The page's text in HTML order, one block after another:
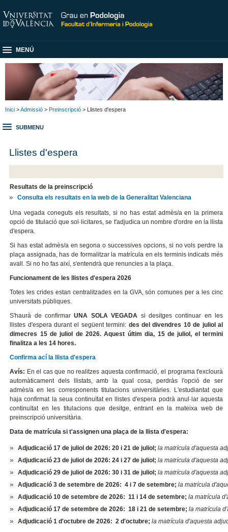
MENÚ
Inici >Admissió > Preinscripció > Llistes d'espera
SUBMENU
Llistes d'espera
Resultats de la preinscripció
Consulta els resultats en la web de la Generalitat Valenciana
Una vegada coneguts els resultats, si no has estat admès/a en la primera
opció de titulació que sol·licitares, se t'adjudica un nombre d'ordre en la llista
d'espera.
Si has estat admès/a en segona o successives opcions, si no vols perdre la
plaça assignada, has de formalitzar la matrícula en els terminis indicats més
avall. Si no ho fas així, s'entendrà que renuncies a la plaça.
Funcionament de les llistes d'espera 2026
Totes les crides estan centralitzades en la GVA, són comunes per a les cinc
universitats públiques.
S'haurà de confirmarUNA SOLA VEGADA si desitges continuar en les
llistes d'espera durant el següent termini: des del divendres 10 de juliol al
dimecres 15 de juliol de 2026. Aquest últim dia, 15 de juliol, el termini
finalitza a les 14 hores.
Confirma ací la llista d'espera
Avís: En el cas que no realitzes aquesta confirmació, el programa t'exclourà
automàticament dels llistats, amb la qual cosa, perdràs l'opció de ser
admès/a en les corresponents titulacions universitàries. L'estudiantat que
haja confirmat la seua continuïtat en llistes d'espera podrà anul·lar aquesta
continuïtat en les titulacions que desitge, entrant en la mateixa web de
preinscripció universitària.
Data de matrícula si t'assignen una plaça de la llista d'espera:
Adjudicació 17 de juliol de 2026: 20 i 21 de juliol;la matrícula d'aquesta
Adjudicació 23 de juliol de 2026: 24 i 27 de juliol;la matrícula d'aquesta
Adjudicació 29 de juliol de 2026: 30 i 31 de juliol;la matrícula d'aquesta
Adjudicació 3 de setembre de 2026: 4 i 7 de setembre;la matrícula
Adjudicació 10 de setembre de 2026: 11 i 14 de setembre;la matrícula
Adjudicació 17 de setembre de 2026: 18 i 21 de setembre;la matrícula
Adjudicació 1 d'octubre de 2026: 2 d'octubre;la matrícula d'aquesta